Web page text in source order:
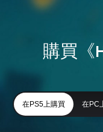
購買《
在PS5上購買 在PC